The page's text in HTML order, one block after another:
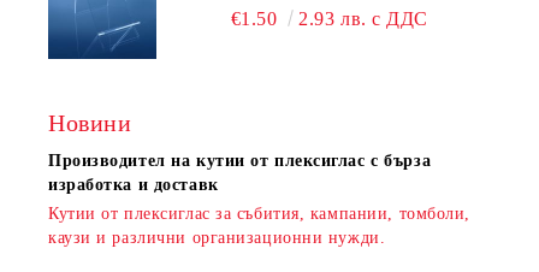
СМАРТФОН И АКСЕСОАРИ ЗА ТЯХ
€1.50 2.93 лв. с ДДС
Новини
Производител на кутии от плексиглас с бърза
изработка и доставк
Кутии от плексиглас за събития, кампании, томболи,
каузи и различни организационни нужди.